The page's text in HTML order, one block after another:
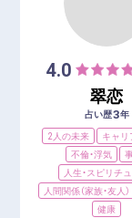
4.0
翠恋
占い歴3年
2人の未来
キャ
不倫・浮気
人生・スピリチ
人間関係（家族・友人）
健康